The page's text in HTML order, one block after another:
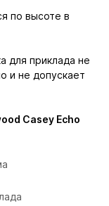
по высоте в
для приклада не
и не допускает
Casey Echo